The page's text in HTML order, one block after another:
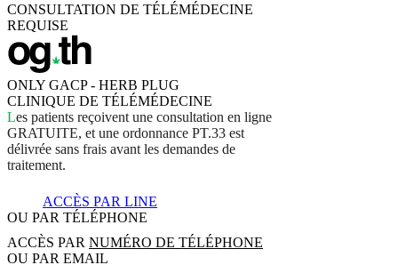
CONSULTATION DE TÉLÉMÉDECINE
REQUISE
ONLY GACP - HERB PLUG
CLINIQUE DE TÉLÉMÉDECINE
Les patients reçoivent une consultation en ligne
GRATUITE, et une ordonnance PT.33 est
délivrée sans frais avant les demandes de
traitement.
ACCÈS PAR LINE
OU PAR TÉLÉPHONE
ACCÈS PAR NUMÉRO DE TÉLÉPHONE
OU PAR EMAIL